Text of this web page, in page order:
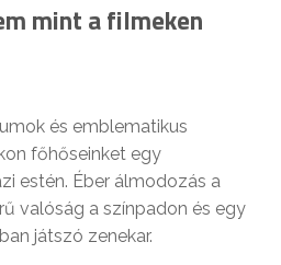
mint a filmeken
és emblematikus
főhőseinket egy
estén. Éber álmodozás a
valóság a színpadon és egy
játszó zenekar.